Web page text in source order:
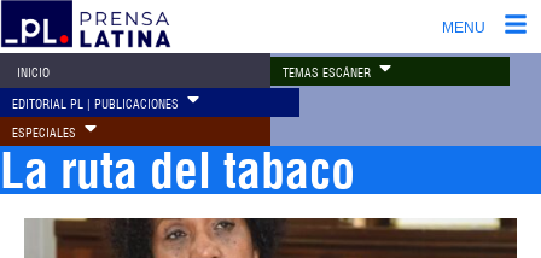
MENU
INICIO TEMAS ESCÁNER
EDITORIAL PL | PUBLICACIONES
ESPECIALES
La ruta del tabaco